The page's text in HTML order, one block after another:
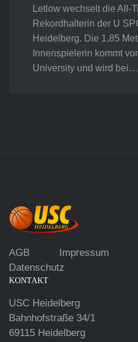
Letlow wechselt die All-
Rekordhalterin der U
Heidelberg. Die 1,85
Innenspielerin kommt
University und wird bei…
AGB Impressum
Datenschutz
KONTAKT
USC Heidelberg
Bahnhofstraße 34/1
69115 Heidelberg